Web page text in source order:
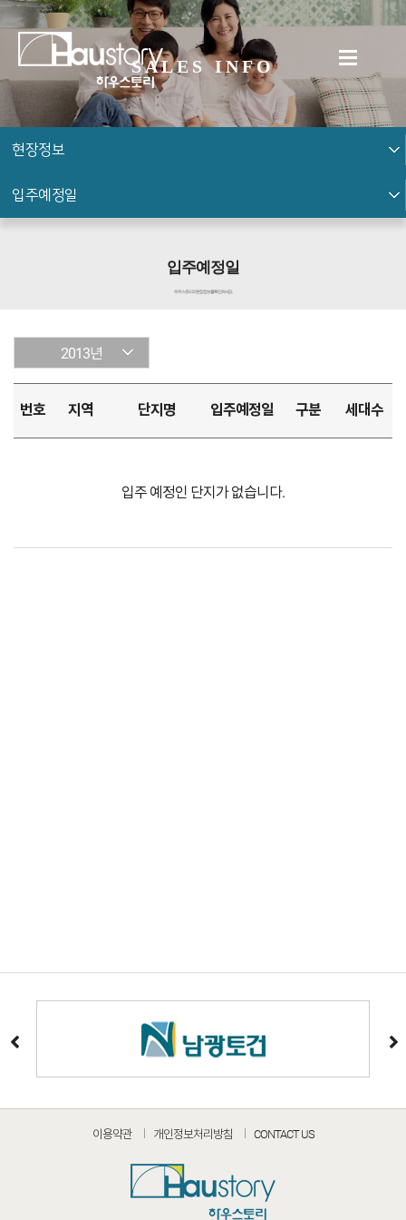
SALES INFO
현장정보
입주예정일
입주예정일
하우스토리의 현장 정보를 확인하세요.
2013년
번호 지역 단지명 입주예정일 구분 세대수
입주 예정인 단지가 없습니다.
이용약관 개인정보처리방침 CONTACT US